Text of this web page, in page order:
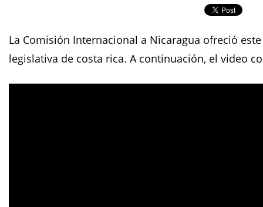
La Comisión Internacional a Nicaragua ofreció
legislativa de costa rica. A continuación, el video